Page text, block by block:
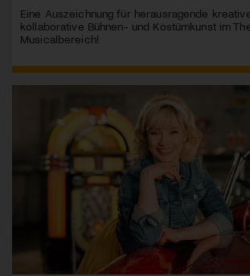
Eine Auszeichnung für herausragende
kollaborative Bühnen- und Kostümkunst im
Musicalbereich!